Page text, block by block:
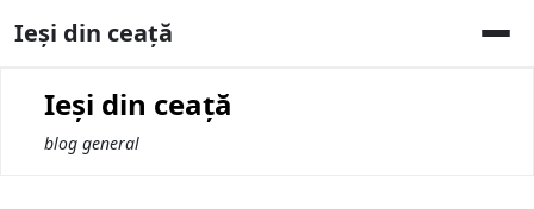
toIeși din ceață
Ieși din ceață
blog general